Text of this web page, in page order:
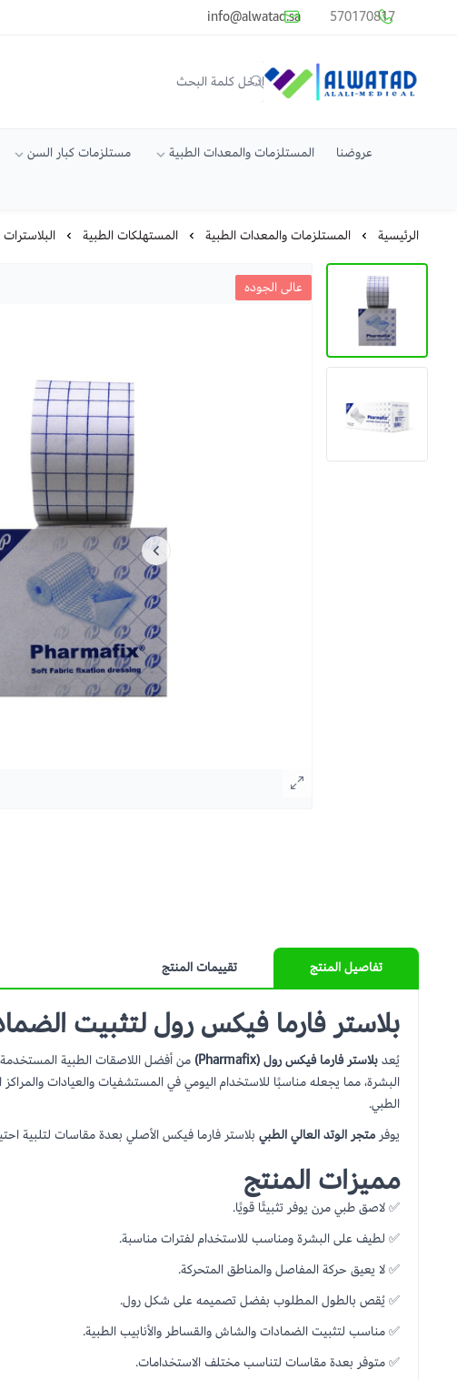
common.titles.skip_to_main_content
570170817
info@alwatad.sa
متجر الوتد العالي الطبي
عروضنا المستلزمات والمعدات الطبية مستلزمات كبار السن
الرئيسية المستلزمات والمعدات الطبية المستهلكات الطبية البلاسترات
عالى الجوده
تفاصيل المنتج تقييمات المنتج
بلاستر فارما فيكس رول لتثبيت
يُعدبلاستر فارما فيكس رول (Pharmafix)
من أفضل اللاصقات الطبية المستخدمة
البشرة، مما يجعله مناسبًا للاستخدام اليومي في المستشفيات والعيادات
الطبي.
يوفرمتجر الوتد العالي الطبي بلاستر فارما فيكس الأصلي بعدة مقاسات لتلبية
مميزات المنتج
✅ لاصق طبي مرن يوفر تثبيتًا قويًا.
✅ لطيف على البشرة ومناسب للاستخدام لفترات مناسبة.
✅ لا يعيق حركة المفاصل والمناطق المتحركة.
✅ يُقص بالطول المطلوب بفضل تصميمه على شكل رول.
✅ مناسب لتثبيت الضمادات والشاش والقساطر والأنابيب الطبية.
✅ متوفر بعدة مقاسات لتناسب مختلف الاستخدامات.